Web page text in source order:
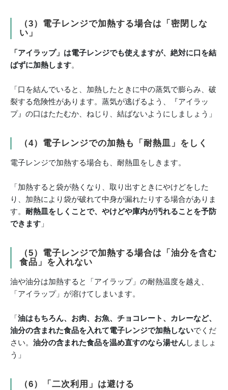
（3） 電子レンジで加熱する場合は「密閉しな
い」
「アイラップ」は電子レンジでも使えますが、絶対に口を結
ばずに加熱します。
「口を結んでいると、加熱したときに中の蒸気で膨らみ、破
裂する危険性があります。蒸気が逃げるよう、『アイラッ
プ』の口はたたむか、ねじり、結ばないようにしましょう」
（4） 電子レンジでの加熱も「耐熱皿」をしく
電子レンジで加熱する場合も、耐熱皿をしきます。
「加熱すると袋が熱くなり、取り出すときにやけどをした
り、加熱により袋が破れて中身が漏れたりする場合がありま
す。 耐熱皿をしくことで、やけどや庫内が汚れることを予防
できます 」
（5） 電子レンジで加熱する場合は「油分を含む
食品」を入れない
油や油分は加熱すると「アイラップ」の耐熱温度を越え、
「アイラップ」が溶けてしまいます。
「油はもちろん、お肉、お魚、チョコレート、カレーなど、
油分の含まれた食品を入れて電子レンジで加熱しないでくだ
さい。 油分の含まれた食品を温め直すのなら湯せんしましょ
う」
（6）「 二次利用」は避ける